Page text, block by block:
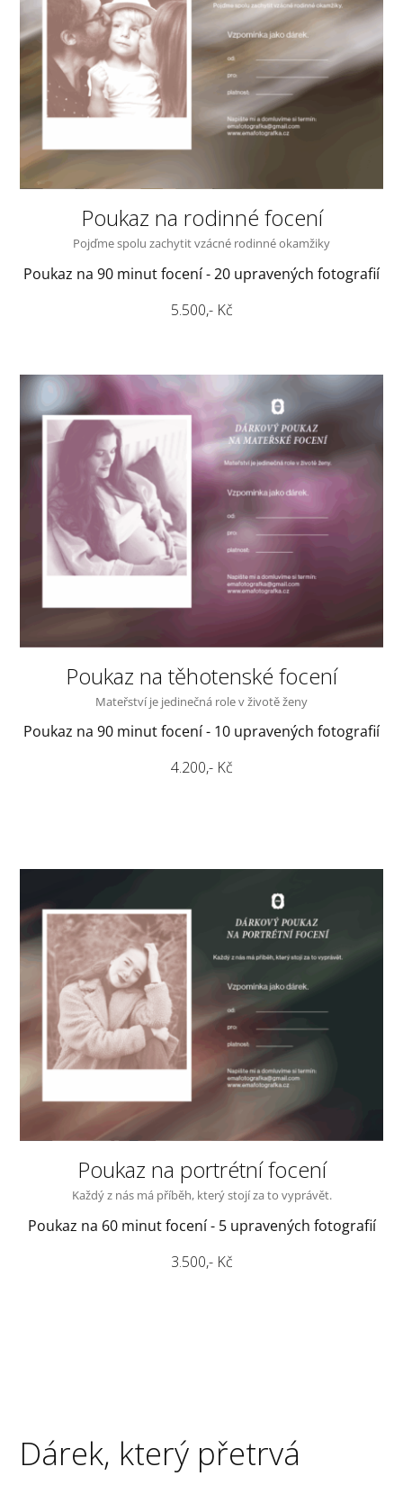
Poukaz na rodinné focení
Pojďme spolu zachytit vzácné rodinné okamžiky
Poukaz na 90 minut focení - 20 upravených fotografií
5.500,- Kč
Poukaz na těhotenské focení
Mateřství je jedinečná role v životě ženy
Poukaz na 90 minut focení - 10 upravených fotografií
4.200,- Kč
Poukaz na portrétní focení
Každý z nás má příběh, který stojí za to vyprávět.
Poukaz na 60 minut focení - 5 upravených fotografií
3.500,- Kč
Dárek, který přetrvá